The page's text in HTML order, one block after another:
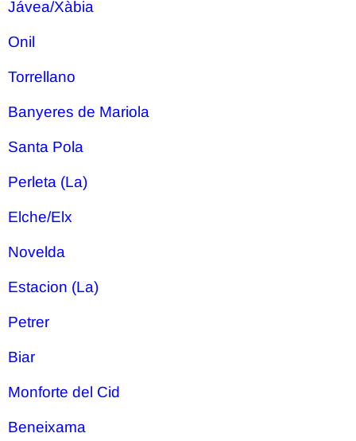
Jávea/Xàbia
Onil
Torrellano
Banyeres de Mariola
Santa Pola
Perleta (La)
Elche/Elx
Novelda
Estacion (La)
Petrer
Biar
Monforte del Cid
Beneixama